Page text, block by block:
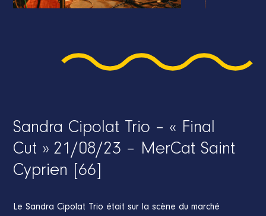
Sandra Cipolat Trio – « Final
Cut » 21/08/23 – MerCat Saint
Cyprien [66]
Le Sandra Cipolat Trio était sur la scène du marché